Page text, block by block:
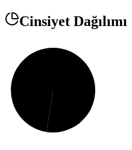
Cinsiyet Dağılımı